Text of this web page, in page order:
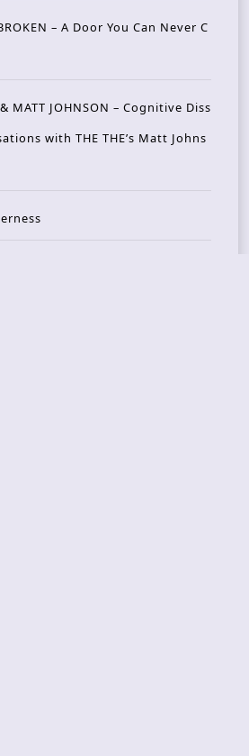
– A Door You Can Never C
MATT JOHNSON – Cognitive Diss
with THE THE’s Matt Johns